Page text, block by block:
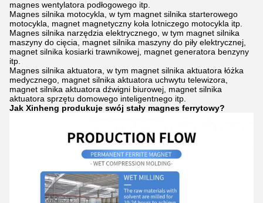
magnes wentylatora podłogowego itp.
Magnes silnika motocykla, w tym magnet silnika starterowego
motocykla, magnet magnetyczny koła lotniczego motocykla itp.
Magnes silnika narzędzia elektrycznego, w tym magnet silnika
maszyny do cięcia, magnet silnika maszyny do piły elektrycznej,
magnet silnika kosiarki trawnikowej, magnet generatora benzyny
itp.
Magnes silnika aktuatora, w tym magnet silnika aktuatora łóżka
medycznego, magnet silnika aktuatora uchwytu telewizora,
magnet silnika aktuatora dźwigni biurowej, magnet silnika
aktuatora sprzętu domowego inteligentnego itp.
Jak Xinheng produkuje swój stały magnes ferrytowy?